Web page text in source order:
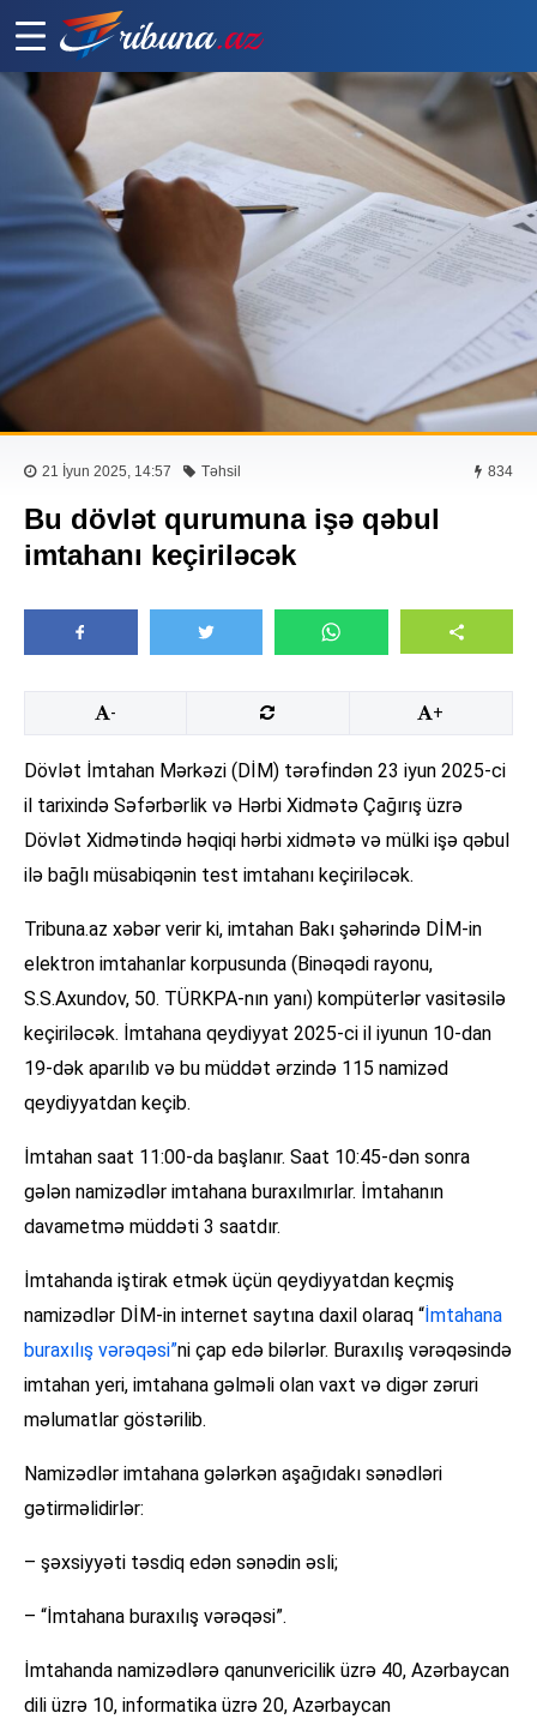
21 İyun 2025, 14:57 Təhsil 834
Bu dövlət qurumuna işə qəbul
imtahanı keçiriləcək
- +
Dövlət İmtahan Mərkəzi (DİM) tərəfindən 23 iyun 2025-ci
il tarixində Səfərbərlik və Hərbi Xidmətə Çağırış üzrə
Dövlət Xidmətində həqiqi hərbi xidmətə və mülki işə qəbul
ilə bağlı müsabiqənin test imtahanı keçiriləcək.
Tribuna.az xəbər verir ki, imtahan Bakı şəhərində DİM-in
elektron imtahanlar korpusunda (Binəqədi rayonu,
S.S.Axundov, 50. TÜRKPA-nın yanı) kompüterlər vasitəsilə
keçiriləcək. İmtahana qeydiyyat 2025-ci il iyunun 10-dan
19-dək aparılıb və bu müddət ərzində 115 namizəd
qeydiyyatdan keçib.
İmtahan saat 11:00-da başlanır. Saat 10:45-dən sonra
gələn namizədlər imtahana buraxılmırlar. İmtahanın
davametmə müddəti 3 saatdır.
İmtahanda iştirak etmək üçün qeydiyyatdan keçmiş
namizədlər DİM-in internet saytına daxil olaraq “ İmtahana
buraxılış vərəqəsi”ni çap edə bilərlər. Buraxılış vərəqəsində
imtahan yeri, imtahana gəlməli olan vaxt və digər zəruri
məlumatlar göstərilib.
Namizədlər imtahana gələrkən aşağıdakı sənədləri
gətirməlidirlər:
– şəxsiyyəti təsdiq edən sənədin əsli;
– “İmtahana buraxılış vərəqəsi”.
İmtahanda namizədlərə qanunvericilik üzrə 40, Azərbaycan
dili üzrə 10, informatika üzrə 20, Azərbaycan